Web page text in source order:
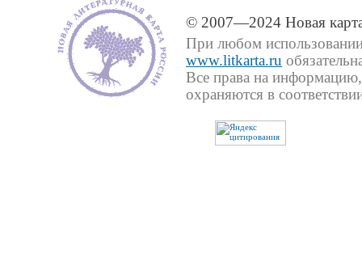
© 2007—2024 Новая
При любом использовании
www.litkarta.ru
Все права на
охраняются в